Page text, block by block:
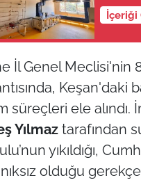
İçeriği
İl Genel Meclisi'nin
Keşan'daki
süreçleri ele alındı.
Yılmaztarafından
yıkıldığı,
olduğu